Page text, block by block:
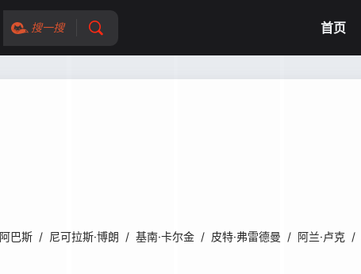
搜一搜 首页
巴斯 / 尼可拉斯·博朗 / 基南·卡尔金 / 皮特·弗雷德曼 / 阿兰·卢克 /